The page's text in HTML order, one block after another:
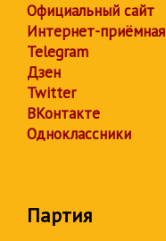
Официальный сайт
Интернет-приёмная
Telegram
Дзен
Twitter
ВКонтакте
Одноклассники
Партия